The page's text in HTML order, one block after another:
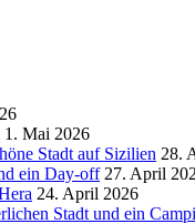
1. Mai 2026
Stadt auf Sizilien 28.
ein Day-off 27. April
24. April 2026
Stadt und ein